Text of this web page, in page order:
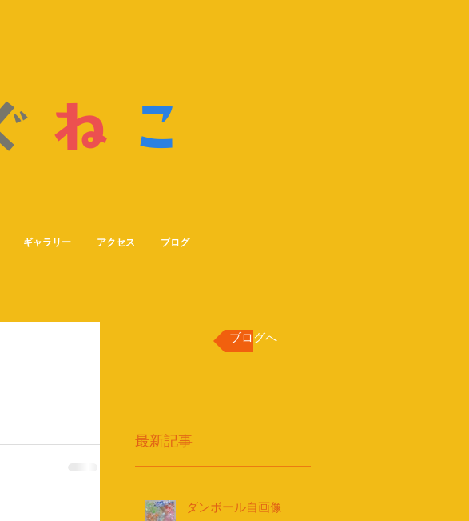
ね こ
ギャラリー アクセス ブログ
ブログへ
最新記事
ダンボール自画像